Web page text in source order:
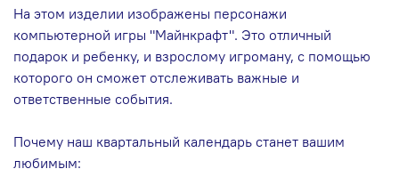
На этом изделии изображены персонажи
компьютерной игры "Майнкрафт". Это отличный
подарок и ребенку, и взрослому игроману, с помощью
которого он сможет отслеживать важные и
ответственные события.
Почему наш квартальный календарь станет вашим
любимым: